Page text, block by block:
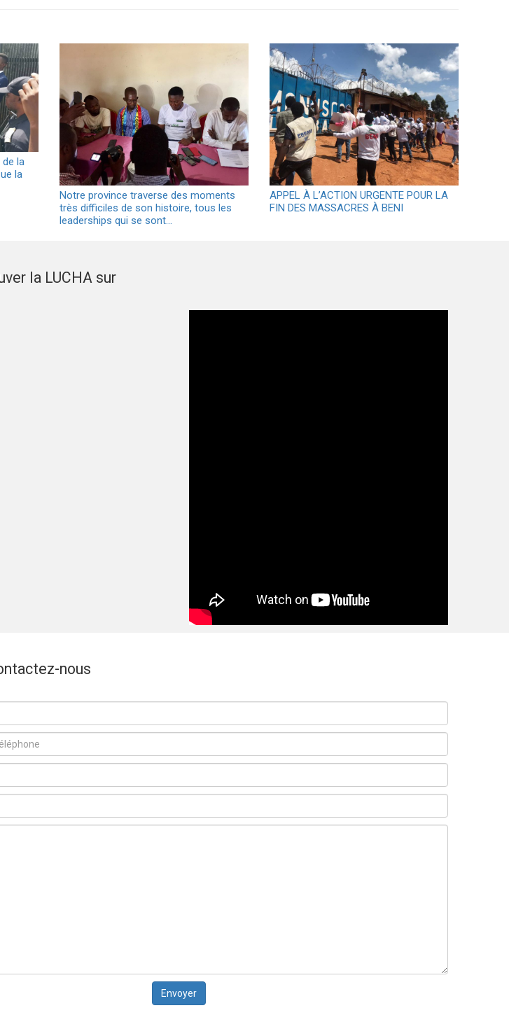
de la
la
Notre province traverse des moments
très difficiles de son histoire, tous les
leaderships qui se sont…
APPEL À L’ACTION URGENTE POUR LA
FIN DES MASSACRES À BENI
la LUCHA sur
nous